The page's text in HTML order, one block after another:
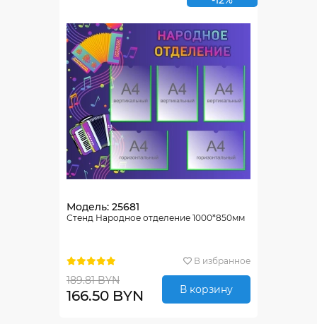
Модель: 25681
Стенд Народное отделение 1000*850мм
В избранное
189.81 BYN
166.50 BYN В корзину